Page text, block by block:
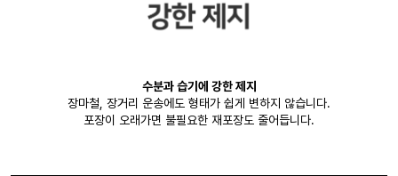
수분과 습기에 강한 제지
장마철, 장거리 운송에도 형태가 쉽게 변하지 않습니다.
포장이 오래가면 불필요한 재포장도 줄어듭니다.